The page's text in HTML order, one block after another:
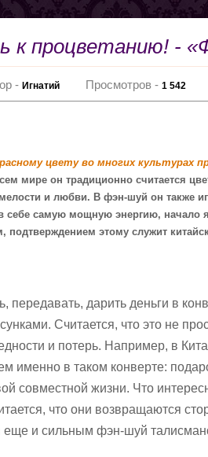
к процветанию! -
-Игнатий Просмотров -1 542
цвету во многих культурах
мире он традиционно считается
и любви. В фэн-шуй он также
себе самую мощную энергию, начало
подтверждением этому служит
передавать, дарить деньги в
Считается, что это не
и потерь. Например, в
именно в таком конверте:
совместной жизни. Что
что они возвращаются
еще и сильным фэн-шуй